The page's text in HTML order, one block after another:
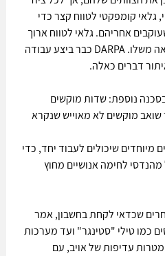
גלאי קומפקטי לטווח קצר כדי
אחריהם. גלאי לטווח ארוך
עשוי להיות חבילת משימות מלאה משלו. DARPA כבר ביצע עבודה
דברים כאלה.
נוספת: שדות מוקשים
מוקשים לא מאוייש שנקרא
מיוחדים שיכולים לעבוד יחד, כדי
לחימה אנושיים מחוץ
שכדאי לקחת בחשבון, אמר
כמו טילי "סטינגר" ועד מערכות
עדיפות של אויב, עם